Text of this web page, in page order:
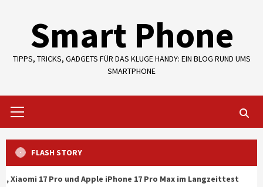
contentSmart Phone
TIPPS, TRICKS, GADGETS FÜR DAS KLUGE HANDY: EIN BLOG RUND UMS
SMARTPHONE
Menu
FLASH STORY
und Apple iPhone 17 Pro Max im Langzeittest iOS